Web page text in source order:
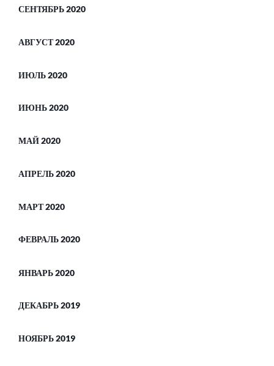
СЕНТЯБРЬ 2020
АВГУСТ 2020
ИЮЛЬ 2020
ИЮНЬ 2020
МАЙ 2020
АПРЕЛЬ 2020
МАРТ 2020
ФЕВРАЛЬ 2020
ЯНВАРЬ 2020
ДЕКАБРЬ 2019
НОЯБРЬ 2019